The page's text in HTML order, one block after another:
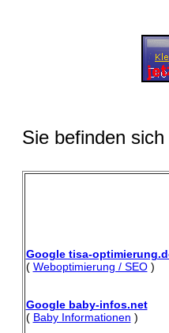
Sie befinden
Google tisa-
( Weboptimierung / SEO)
Google baby-infos.net
( Baby Informationen )